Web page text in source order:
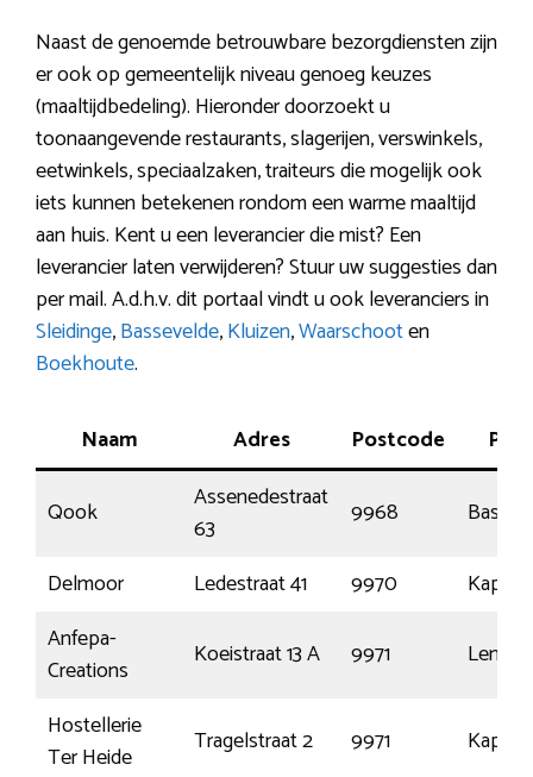
Naast de genoemde betrouwbare bezorgdiensten zijn
er ook op gemeentelijk niveau genoeg keuzes
(maaltijdbedeling). Hieronder doorzoekt u
toonaangevende restaurants, slagerijen, verswinkels,
eetwinkels, speciaalzaken, traiteurs die mogelijk ook
iets kunnen betekenen rondom een warme maaltijd
aan huis. Kent u een leverancier die mist? Een
leverancier laten verwijderen? Stuur uw suggesties dan
per mail. A.d.h.v. dit portaal vindt u ook leveranciers in
Sleidinge,Bassevelde,Kluizen,Waarschooten
Boekhoute.
Naam Adres Postcode
Qook
Assenedestraat
63
9968
Delmoor
Ledestraat 41 9970
Anfepa-
Creations
Koeistraat 13 A 9971
Hostellerie
Ter Heide
Tragelstraat 2 9971